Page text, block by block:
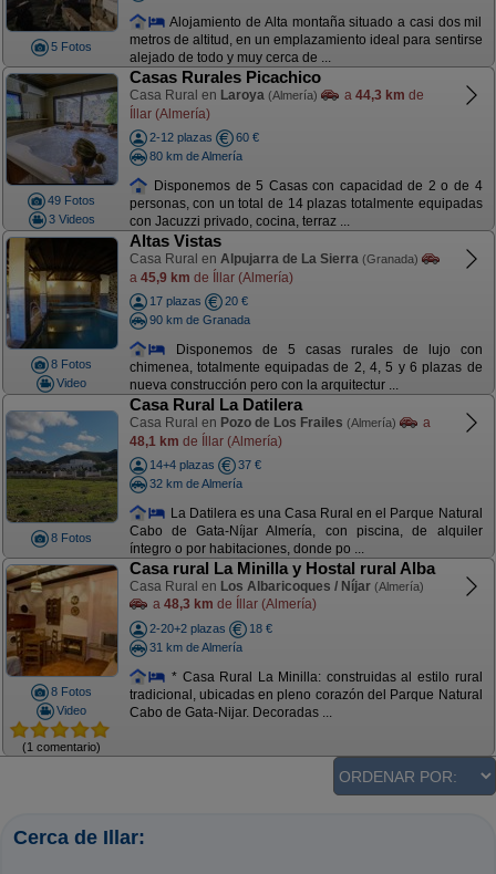
5 Fotos
Alojamiento de Alta montaña situado a casi dos mil
metros de altitud, en un emplazamiento ideal para sentirse
alejado de todo y muy cerca de ...
49 Fotos
3 Videos
Casas Rurales Picachico
Casa Rural en Laroya (Almería) a 44,3 km de
Íllar (Almería)
2-12 plazas
60 €
80 km de Almería
Disponemos de 5 Casas con capacidad de 2 o de 4
personas, con un total de 14 plazas totalmente equipadas
con Jacuzzi privado, cocina, terraz ...
8 Fotos
Video
Altas Vistas
Casa Rural en Alpujarra de La Sierra (Granada)
a 45,9 km de Íllar (Almería)
17 plazas
20 €
90 km de Granada
Disponemos de 5 casas rurales de lujo con
chimenea, totalmente equipadas de 2, 4, 5 y 6 plazas de
nueva construcción pero con la arquitectur ...
8 Fotos
Casa Rural La Datilera
Casa Rural en Pozo de Los Frailes (Almería)
a
48,1 km de Íllar (Almería)
14+4 plazas
37 €
32 km de Almería
La Datilera es una Casa Rural en el Parque Natural
Cabo de Gata-Níjar Almería, con piscina, de alquiler
íntegro o por habitaciones, donde po ...
8 Fotos
Video
(1 comentario)
Casa rural La Minilla y Hostal rural Alba
Casa Rural en Los Albaricoques / Níjar (Almería)
a 48,3 km de Íllar (Almería)
2-20+2 plazas
18 €
31 km de Almería
* Casa Rural La Minilla: construidas al estilo rural
tradicional, ubicadas en pleno corazón del Parque Natural
Cabo de Gata-Nijar. Decoradas ...
Cerca de Illar: